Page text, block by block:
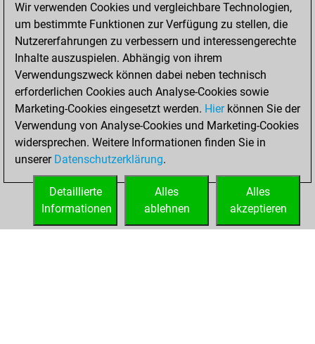
early abort 1676 0 b
lance111 1381 0 b
early abort 1682 0 b
sandeepsamara 1072 0 w
early abort 1702 0 w
howmarsh 1280 0 b
rajiv kulkarni 1088 0 b
jovan birg 1709 0 w
pevir 1389 1 w
academician 1466 0 b
early abort 1708 0 w
1258
guna10 974
dan wurmbrand 1394 1 b
STARTSEITE ERFOLGE
Wir verwenden Cookies und vergleichbare Technologien,
um bestimmte Funktionen zur Verfügung zu stellen, die
Nutzererfahrungen zu verbessern und interessengerechte
Inhalte auszuspielen. Abhängig von ihrem
Verwendungszweck können dabei neben technisch
erforderlichen Cookies auch Analyse-Cookies sowie
Marketing-Cookies eingesetzt werden. Hierkönnen Sie der
Verwendung von Analyse-Cookies und Marketing-Cookies
widersprechen. Weitere Informationen finden Sie in
unserer Datenschutzerklärung.
Alles
akzeptieren
Alles
ablehnen
Detaillierte
Informationen